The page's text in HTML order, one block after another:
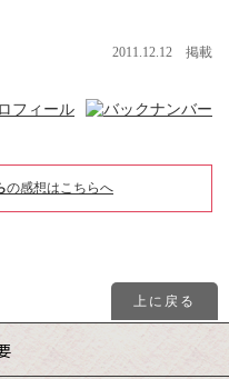
2011.12.12 掲載
の感想はこちらへ
上に戻る